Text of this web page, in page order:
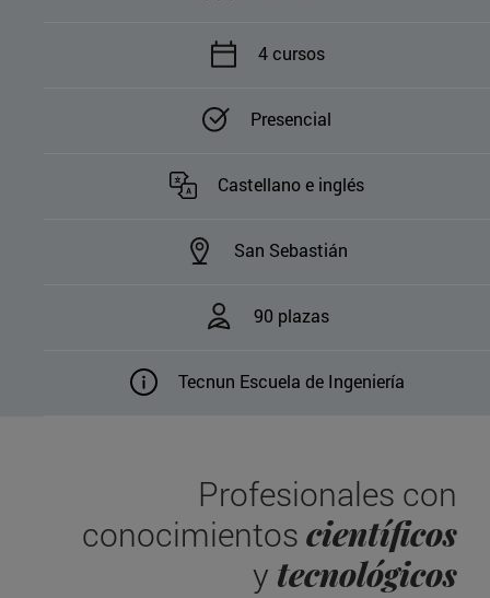
4 cursos
Presencial
Castellano e inglés
San Sebastián
90 plazas
Tecnun Escuela de Ingeniería
Profesionales con
conocimientos científicos
y tecnológicos